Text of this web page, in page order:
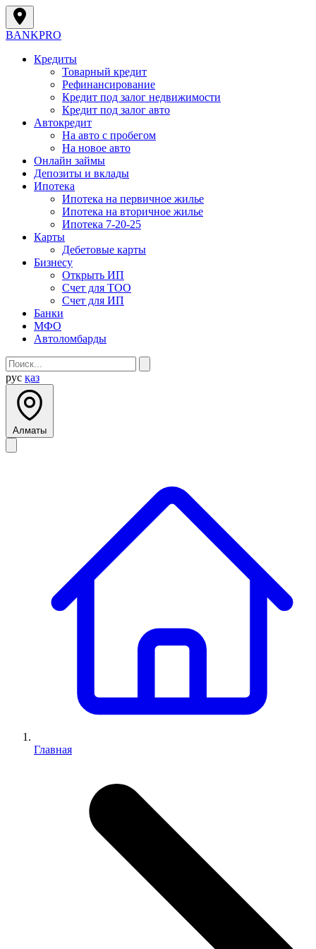
BANKPRO
Кредиты
Товарный кредит
Рефинансирование
Кредит под залог недвижимости
Кредит под залог авто
Автокредит
На авто с пробегом
На новое авто
Онлайн займы
Депозиты и вклады
Ипотека
Ипотека на первичное жилье
Ипотека на вторичное жилье
Ипотека 7-20-25
Карты
Дебетовые карты
Бизнесу
Открыть ИП
Cчет для ТОО
Счет для ИП
Банки
МФО
Автоломбарды
рус қаз
Алматы
Главная